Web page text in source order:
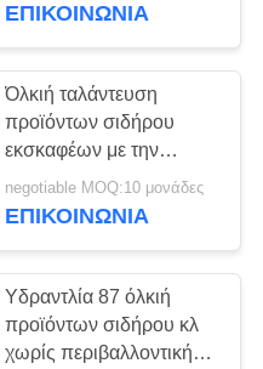
ΕΠΙΚΟΙΝΩΝΊΑ
Όλκιή ταλάντευση
προϊόντων σιδήρου
εκσκαφέων με την
επεξεργασία επιφάνειας
ανατίναξης
negotiable MOQ:10 μονάδες
ΕΠΙΚΟΙΝΩΝΊΑ
Υδραντλία 87 όλκιή
προϊόντων σιδήρου κλ
χωρίς περιβαλλοντική